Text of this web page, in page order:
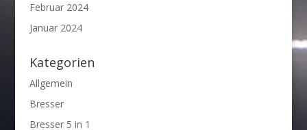
Februar 2024
Januar 2024
Kategorien
Allgemein
Bresser
Bresser 5 in 1